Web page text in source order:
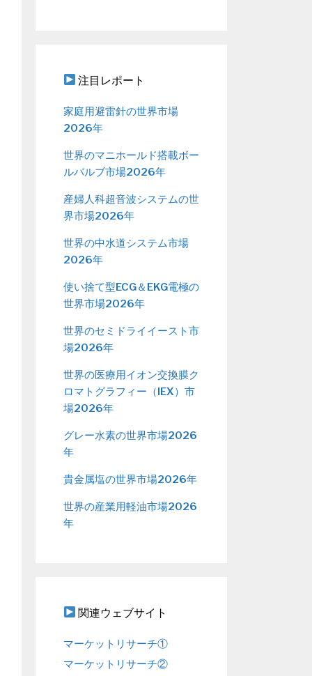
注目レポート
家庭用避雷針の世界市場
2026年
世界のマニホールド搭載ボー
ルバルブ市場2026年
産婦人科超音波システムの世
界市場2026年
世界の中水道システム市場
2026年
使い捨て型ECG＆EKG電極の
世界市場2026年
世界のセミドライイースト市
場2026年
世界の医療用イオン交換膜ク
ロマトグラフィー（IEX）市
場2026年
グレー水素の世界市場2026
年
貴金属塩の世界市場2026年
世界の産業用軽油市場2026
年
関連ウェブサイト
マーケットリサーチ①
マーケットリサーチ②